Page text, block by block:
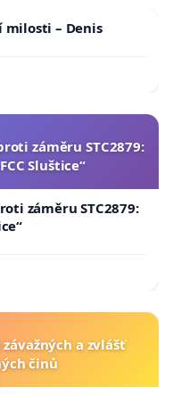
– Denis
záměru STC2879:
Sluštice“
záměru STC2879:
a zvlášť
činů